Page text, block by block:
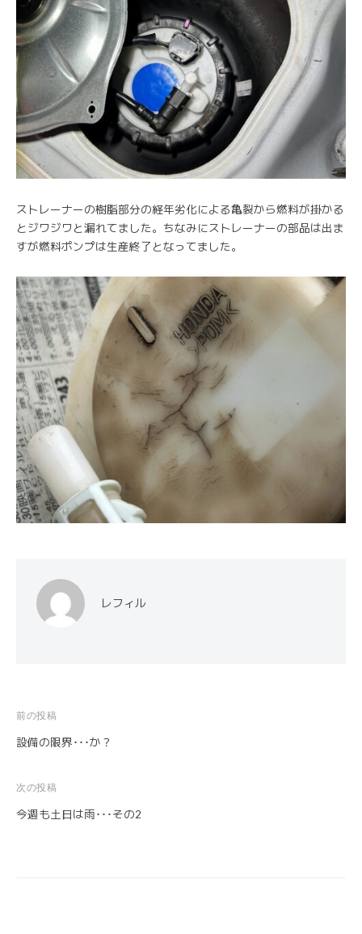
ストレーナーの樹脂部分の経年劣化による亀裂から燃料が掛かる
とジワジワと漏れてました。ちなみにストレーナーの部品は出ま
すが燃料ポンプは生産終了となってました。
レフィル
投
稿
ナ
ビ
前の投稿
設備の限界･･･か？
次の投稿
今週も土日は雨･･･その2